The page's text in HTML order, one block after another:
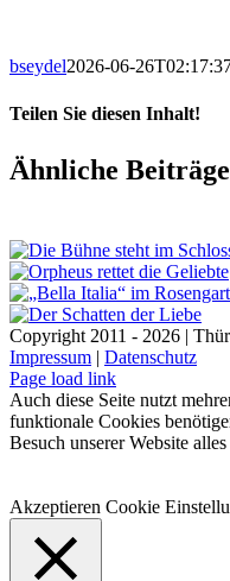
bseydel2026-06-
Teilen Sie diesen Inhalt!
Facebook
X
LinkedIn
E-
Mail
Ähnliche Beiträge
Copyright 2011 - 2026 |
Impressum | Datenschutz
Facebook
Instagram
WhatsApp
YouTube
E-
Mail
Telefon
Page load link
Auch diese Seite nutzt
funktionale Cookies
Besuch unserer Website
Akzeptieren Cookie